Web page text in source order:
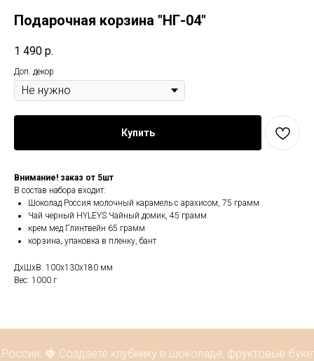
Подарочная корзина "НГ-04"
1 490 р.
Доп. декор
Купить
Внимание! заказ от 5шт
В состав набора входит:
Шоколад Россия молочный карамель с арахисом, 75 грамм
Чай черный HYLEYS Чайный домик, 45 грамм
крем мед Глинтвейн 65 грамм
корзина, упаковка в пленку, бант
ДxШxВ: 100x130x180 мм
Вес: 1000 г
🍓 Создаёте клубнику в шоколаде, фруктовые